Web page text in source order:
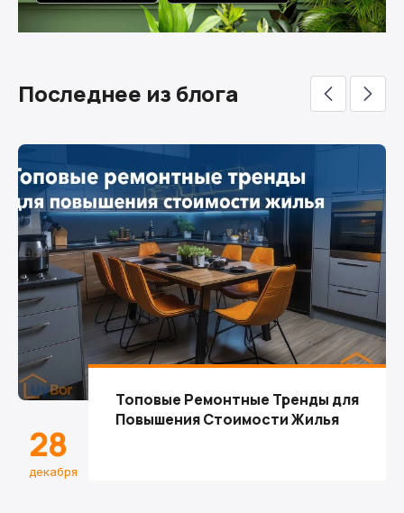
Последнее из блога
28
декабря
Топовые Ремонтные Тренды для
Повышения Стоимости Жилья